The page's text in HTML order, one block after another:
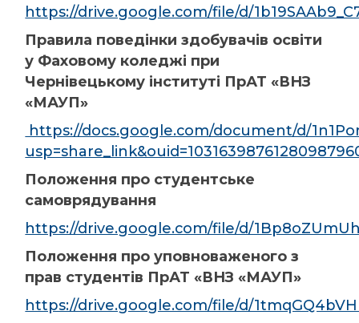
https://drive.google.com/file/d/
Правила поведінки здобувачів освіти
у Фаховому коледжі при
Чернівецькому інституті ПрАТ «ВНЗ
«МАУП»
https://docs.google.com/document/d/
Положення про студентське
самоврядування
https://drive.google.com/file/d/
Положення про уповноваженого з
прав студентів ПрАТ «ВНЗ «МАУП»
https://drive.google.com/file/d/